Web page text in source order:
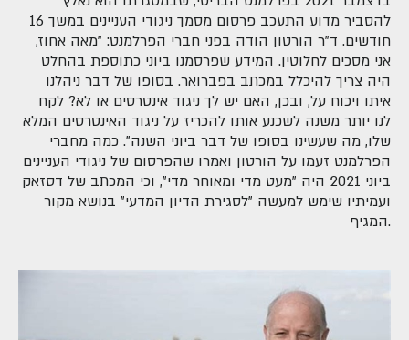
להסביר מדוע התעכב פרסום מסמך ניגודי העניינים במשך 16
חודשים. ד"ר הורטון הודה בפני חברי הפרלמנט: "מאה אחוז,
אני מסכים לחלוטין. המידע שפרסמנו ביוני כתוספת בהחלט
היה צריך להיכלל במכתב בפברואר. בסופו של דבר ניהלנו
איתו ויכוח על, ובכן, האם יש לך ניגוד אינטרסים או לא? לקח
לנו יותר משנה לשכנע אותו להכריז על ניגוד האינטרסים המלא
שלו, מה שעשינו בסופו של דבר ביוני השנה". כמה מחברי
הפרלמנט זעמו על הורטון ואמרו שהפרסום של ניגודי העניינים
ביוני 2021 היה "מעט מדי ומאוחר מדי", וכי המכתב של דסזאק
ועמיתיו שימש למעשה "לסגירת הדיון המדעי" בנושא מקור
המגיף.